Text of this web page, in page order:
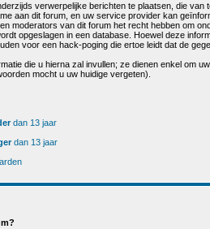
verwerpelijke berichten te plaatsen, die van
aan dit forum, en uw service provider kan
moderators van dit forum het recht hebben om
opgeslagen in een database. Hoewel deze
voor een hack-poging die ertoe leidt dat de
die u hierna zal invullen; ze dienen enkel om
mocht u uw huidige vergeten).
dan 13 jaar
dan 13 jaar